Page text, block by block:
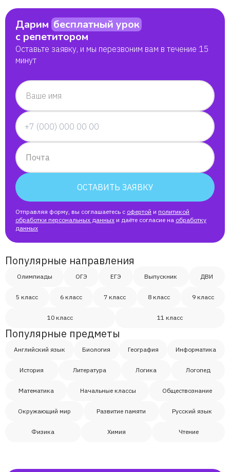
Дарим бесплатный урок
с репетитором
Оставьте заявку, и мы перезвоним вам в течение 15
минут
Ваше имя
Почта
ОСТАВИТЬ ЗАЯВКУ
Отправляя форму, вы соглашаетесь с офертой и политикой
обработки персональных данных и даёте согласие на обработку
данных
Популярные направления
Олимпиады ОГЭ ЕГЭ Выпускник ДВИ
5 класс 6 класс 7 класс 8 класс 9 класс
10 класс 11 класс
Популярные предметы
Английский язык Биология География Информатика
История Литература Логика Логопед
Математика Начальные классы Обществознание
Окружающий мир Развитие памяти Русский язык
Физика Химия Чтение